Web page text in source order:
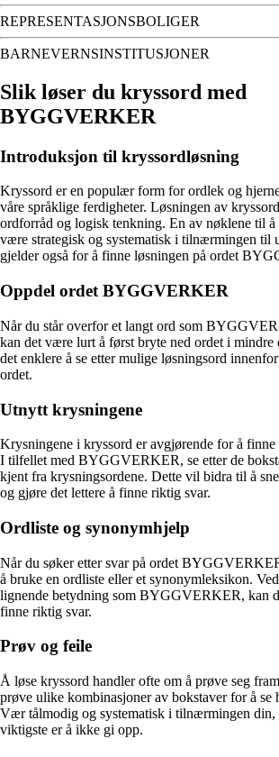
REPRESENTASJONSBOLIGER
BARNEVERNSINSTITUSJONER
Slik løser du kryssord med
BYGGVERKER
Introduksjon til kryssordløsning
Kryssord er en populær form for ordlek og
våre språklige ferdigheter. Løsningen av
ordforråd og logisk tenkning. En av nøklene til å
være strategisk og systematisk i tilnærmingen til
gjelder også for å finne løsningen på ordet
Oppdel ordet BYGGVERKER
Når du står overfor et langt ord som
kan det være lurt å først bryte ned ordet i mindre
det enklere å se etter mulige løsningsord
ordet.
Utnytt krysningene
Krysningene i kryssord er avgjørende for å finne
I tilfellet med BYGGVERKER, se etter de
kjent fra krysningsordene. Dette vil bidra til å
og gjøre det lettere å finne riktig svar.
Ordliste og synonymhjelp
Når du søker etter svar på ordet
å bruke en ordliste eller et synonymleksikon.
lignende betydning som BYGGVERKER, kan
finne riktig svar.
Prøv og feile
Å løse kryssord handler ofte om å prøve seg
prøve ulike kombinasjoner av bokstaver for å se
Vær tålmodig og systematisk i tilnærmingen din,
viktigste er å ikke gi opp.